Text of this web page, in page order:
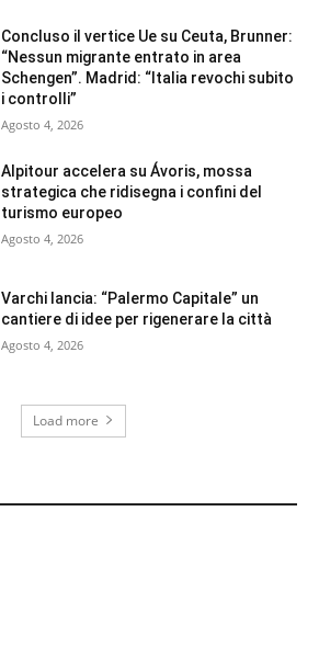
Concluso il vertice Ue su Ceuta, Brunner:
“Nessun migrante entrato in area
Schengen”. Madrid: “Italia revochi subito
i controlli”
Agosto 4, 2026
Alpitour accelera su Ávoris, mossa
strategica che ridisegna i confini del
turismo europeo
Agosto 4, 2026
Varchi lancia: “Palermo Capitale” un
cantiere di idee per rigenerare la città
Agosto 4, 2026
Load more